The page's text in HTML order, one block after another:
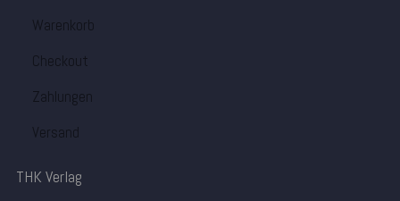
Warenkorb
Checkout
Zahlungen
Versand
THK Verlag